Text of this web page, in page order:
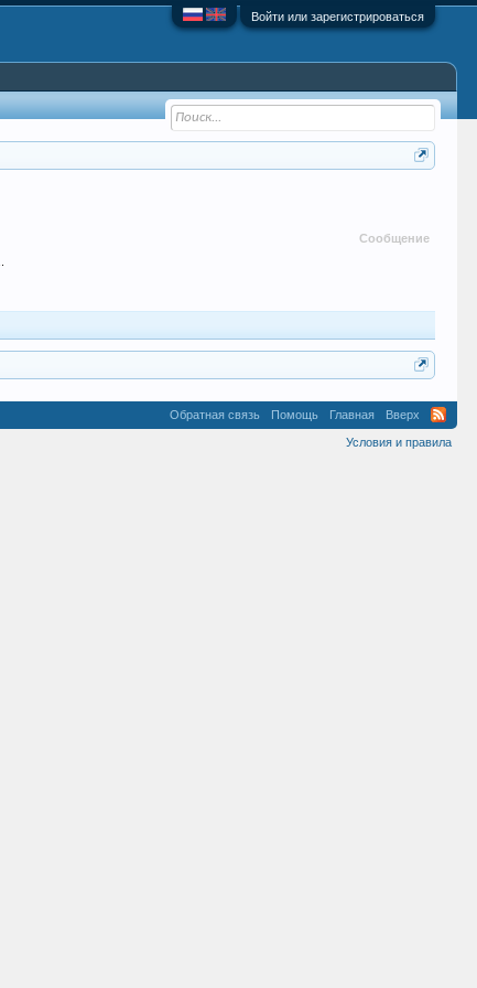
Войти или зарегистрироваться
Сообщение
Обратная связь Помощь Главная Вверх
Условия и правила